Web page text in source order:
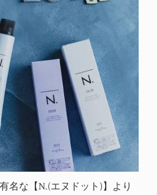
名な【N.(エヌドット)】より